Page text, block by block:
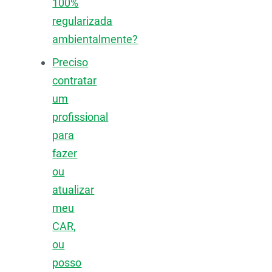
100%
regularizada
ambientalmente?
Preciso
contratar
um
profissional
para
fazer
ou
atualizar
meu
CAR,
ou
posso